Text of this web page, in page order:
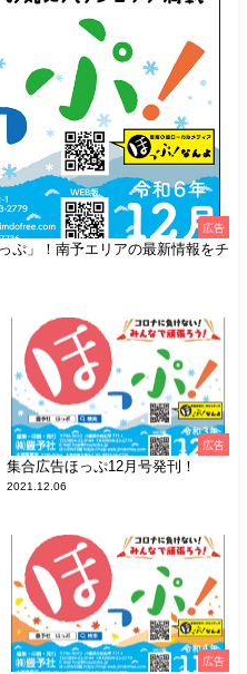
広告
ぷ」！南予エリアの最新情報をチ
広告
集合広告ほっぷ12月号発刊！
2021.12.06
広告